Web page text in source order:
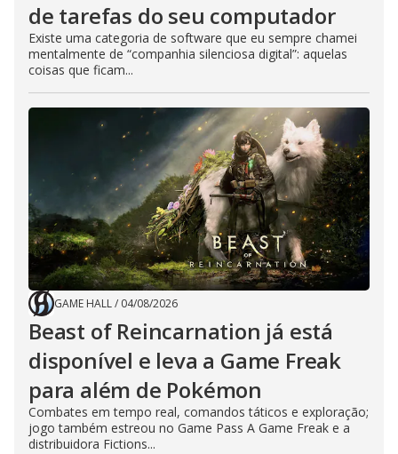
de tarefas do seu computador
Existe uma categoria de software que eu sempre chamei
mentalmente de “companhia silenciosa digital”: aquelas
coisas que ficam...
GAME HALL/ 04/08/2026
Beast of Reincarnation já está
disponível e leva a Game Freak
para além de Pokémon
Combates em tempo real, comandos táticos e exploração;
jogo também estreou no Game Pass A Game Freak e a
distribuidora Fictions...